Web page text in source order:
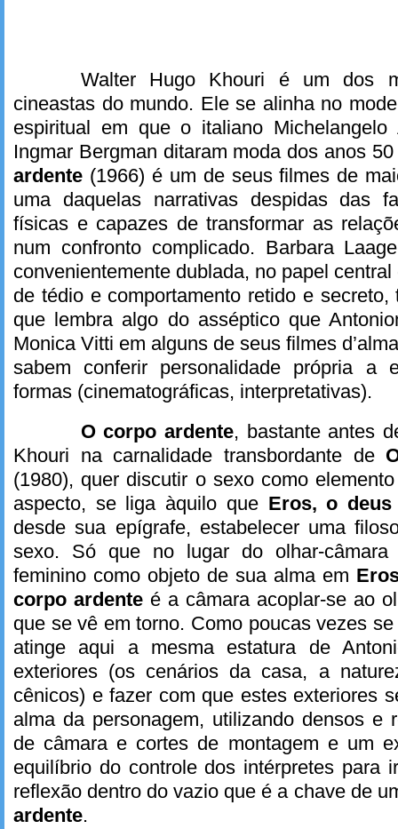
Walter Hugo Khouri é um dos
cineastas do mundo. Ele se alinha no
espiritual em que o italiano
Ingmar Bergman ditaram moda dos anos
ardente (1966) é um de seus filmes de
uma daquelas narrativas despidas das
físicas e capazes de transformar as
num confronto complicado. Barbara
convenientemente dublada, no papel
de tédio e comportamento retido e secreto,
que lembra algo do asséptico que
Monica Vitti em alguns de seus filmes
sabem conferir personalidade própria a
formas (cinematográficas, interpretativas).
O corpo ardente, bastante antes
Khouri na carnalidade transbordante de
(1980), quer discutir o sexo como
aspecto, se liga àquilo que Eros, o
desde sua epígrafe, estabelecer uma
sexo. Só que no lugar do olhar-
feminino como objeto de sua alma em
corpo ardente é a câmara acoplar-se ao
que se vê em torno. Como poucas vezes
atinge aqui a mesma estatura de
exteriores (os cenários da casa, a
cênicos) e fazer com que estes exteriores
alma da personagem, utilizando densos e
de câmara e cortes de montagem e um
equilíbrio do controle dos intérpretes para
reflexão dentro do vazio que é a chave de
ardente.